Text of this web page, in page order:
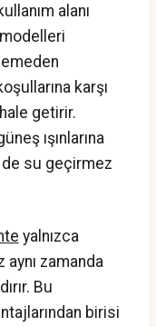
alanı
karşı
getirir.
ışınlarına
de su geçirmez
yalnızca
zamanda
Bu
birisi